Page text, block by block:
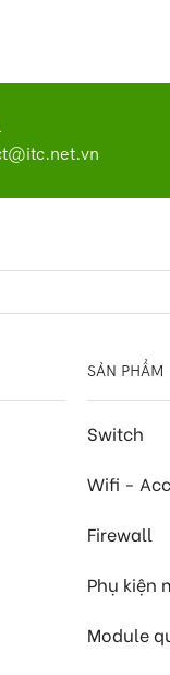
SẢN PHẨM
Switch
Wifi -
Firewall
Phụ kiện
Module